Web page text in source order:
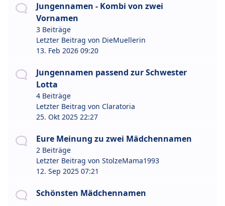
Jungennamen - Kombi von zwei
Vornamen
3 Beiträge
Letzter Beitrag von DieMuellerin
13. Feb 2026 09:20
Jungennamen passend zur Schwester
Lotta
4 Beiträge
Letzter Beitrag von Claratoria
25. Okt 2025 22:27
Eure Meinung zu zwei Mädchennamen
2 Beiträge
Letzter Beitrag von StolzeMama1993
12. Sep 2025 07:21
Schönsten Mädchennamen